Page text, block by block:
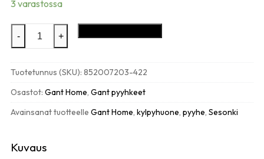
3 varastossa
Premium
käsipyyhe
blue
määrä
- +
Tuotetunnus (SKU):852007203-422
Osastot:Gant Home,Gant pyyhkeet
Avainsanat tuotteelleGant Home,kylpyhuone,pyyhe,Sesonki
Kuvaus